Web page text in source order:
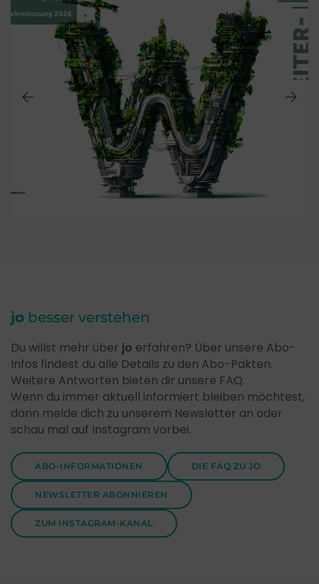
jo besser verstehen
Du willst mehr über jo erfahren? Über unsere Abo-
Infos findest du alle Details zu den Abo-Pakten.
Weitere Antworten bieten dir unsere FAQ.
Wenn du immer aktuell informiert bleiben möchtest,
dann melde dich zu unserem Newsletter an oder
schau mal auf Instagram vorbei.
ABO-INFORMATIONEN DIE FAQ ZU JO
NEWSLETTER ABONNIEREN
ZUM INSTAGRAM-KANAL